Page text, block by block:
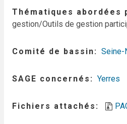
Thématiques abordées
gestion/Outils de gestion
Comité de bassin Seine-
SAGE concernés Yerres
Fichiers attachés